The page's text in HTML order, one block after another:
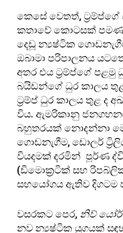
කෙසේ වෙතත්,
කතාවේ කොටසක්
දෙඩූ න්‍යෂ්ටික
ඔබාමා පරිපාලනය
අතර එය ට්‍රම්ප්ගේ පළමු
බයිඩන්ගේ ධුර කාලය
ට්‍රම්ප් ධුර කාලය තුළ ද
විය. ඇමරිකානු
බහුතරයක් නොදන්නා
ගොඩනැගීම, ඩොලර්
වියදමක් දරමින් පූර්ණ
(ඩිමොක්‍රටික් සහ
සහයෝගය ඇතිව දිගටම
වසරකට පෙර, නිව්
නව න්‍යෂ්ටික යුගයක්